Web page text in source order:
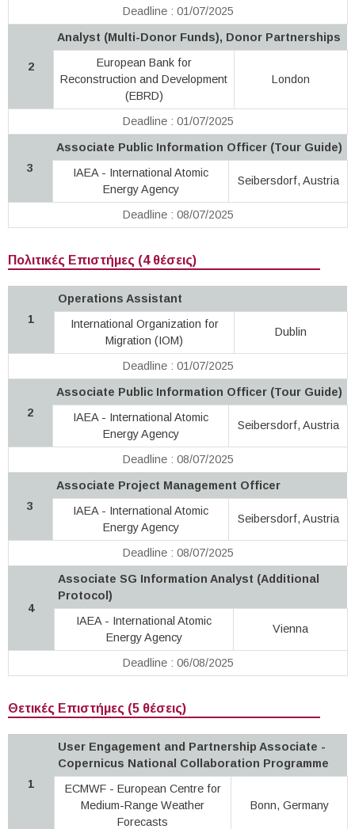
Deadline : 01/07/2025
2
Analyst (Multi-Donor Funds), Donor Partnerships
European Bank for
Reconstruction and Development
(EBRD)
London
Deadline : 01/07/2025
3
Associate Public Information Officer (Tour Guide)
IAEA - International Atomic
Energy Agency
Seibersdorf, Austria
Deadline : 08/07/2025
Πολιτικές Επιστήμες (4 θέσεις)
1
Operations Assistant
International Organization for
Migration (IOM)
Dublin
Deadline : 01/07/2025
2
Associate Public Information Officer (Tour Guide)
IAEA - International Atomic
Energy Agency
Seibersdorf, Austria
Deadline : 08/07/2025
3
Associate Project Management Officer
IAEA - International Atomic
Energy Agency
Seibersdorf, Austria
Deadline : 08/07/2025
4
Associate SG Information Analyst (Additional
Protocol)
IAEA - International Atomic
Energy Agency
Vienna
Deadline : 06/08/2025
Θετικές Επιστήμες (5 θέσεις)
1
User Engagement and Partnership Associate -
Copernicus National Collaboration Programme
ECMWF - European Centre for
Medium-Range Weather
Forecasts
Bonn, Germany